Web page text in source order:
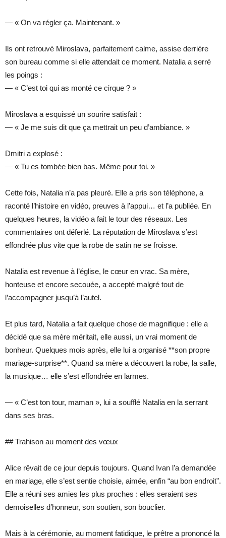
— « On va régler ça. Maintenant. »
Ils ont retrouvé Miroslava, parfaitement calme, assise derrière
son bureau comme si elle attendait ce moment. Natalia a serré
les poings :
— « C’est toi qui as monté ce cirque ? »
Miroslava a esquissé un sourire satisfait :
— « Je me suis dit que ça mettrait un peu d’ambiance. »
Dmitri a explosé :
— « Tu es tombée bien bas. Même pour toi. »
Cette fois, Natalia n’a pas pleuré. Elle a pris son téléphone, a
raconté l’histoire en vidéo, preuves à l’appui… et l’a publiée. En
quelques heures, la vidéo a fait le tour des réseaux. Les
commentaires ont déferlé. La réputation de Miroslava s’est
effondrée plus vite que la robe de satin ne se froisse.
Natalia est revenue à l’église, le cœur en vrac. Sa mère,
honteuse et encore secouée, a accepté malgré tout de
l’accompagner jusqu’à l’autel.
Et plus tard, Natalia a fait quelque chose de magnifique : elle a
décidé que sa mère méritait, elle aussi, un vrai moment de
bonheur. Quelques mois après, elle lui a organisé **son propre
mariage-surprise**. Quand sa mère a découvert la robe, la salle,
la musique… elle s’est effondrée en larmes.
— « C’est ton tour, maman », lui a soufflé Natalia en la serrant
dans ses bras.
## Trahison au moment des vœux
Alice rêvait de ce jour depuis toujours. Quand Ivan l’a demandée
en mariage, elle s’est sentie choisie, aimée, enfin “au bon endroit”.
Elle a réuni ses amies les plus proches : elles seraient ses
demoiselles d’honneur, son soutien, son bouclier.
Mais à la cérémonie, au moment fatidique, le prêtre a prononcé la